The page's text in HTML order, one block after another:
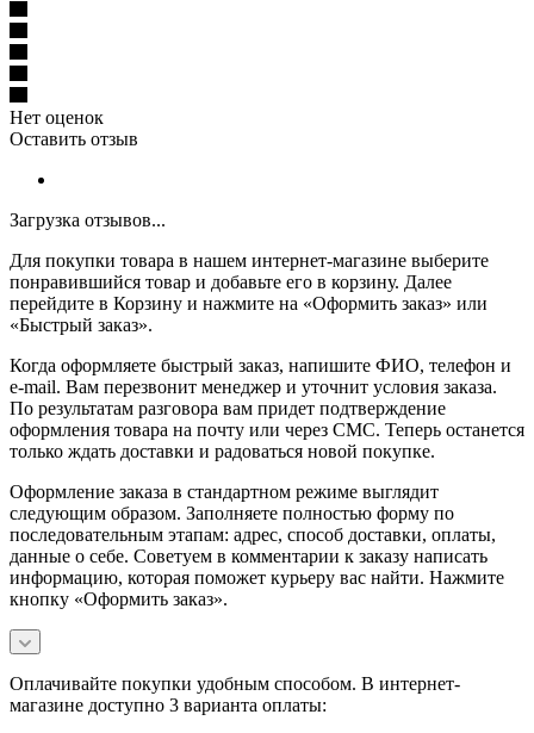
Нет оценок
Оставить отзыв
Загрузка отзывов...
Для покупки товара в нашем интернет-магазине выберите
понравившийся товар и добавьте его в корзину. Далее
перейдите в Корзину и нажмите на «Оформить заказ» или
«Быстрый заказ».
Когда оформляете быстрый заказ, напишите ФИО, телефон и
e-mail. Вам перезвонит менеджер и уточнит условия заказа.
По результатам разговора вам придет подтверждение
оформления товара на почту или через СМС. Теперь останется
только ждать доставки и радоваться новой покупке.
Оформление заказа в стандартном режиме выглядит
следующим образом. Заполняете полностью форму по
последовательным этапам: адрес, способ доставки, оплаты,
данные о себе. Советуем в комментарии к заказу написать
информацию, которая поможет курьеру вас найти. Нажмите
кнопку «Оформить заказ».
Оплачивайте покупки удобным способом. В интернет-
магазине доступно 3 варианта оплаты: